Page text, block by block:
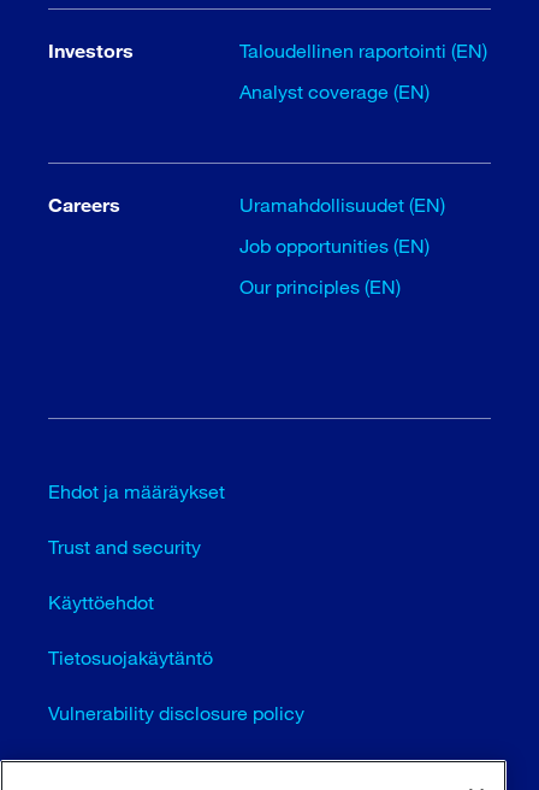
Investors
Taloudellinen raportointi (EN)
Analyst coverage (EN)
Careers
Uramahdollisuudet (EN)
Job opportunities (EN)
Our principles (EN)
Ehdot ja määräykset
Trust and security
Käyttöehdot
Tietosuojakäytäntö
Vulnerability disclosure policy
Cookie settings (EN)